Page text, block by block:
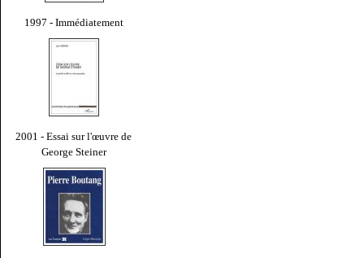
1997 - Immédiatement
2001 - Essai sur l'œuvre de
George Steiner